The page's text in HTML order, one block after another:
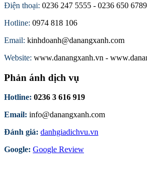
Điện thoại: 0236 247 5555 - 0236 650 6789
Hotline: 0974 818 106
Email: kinhdoanh@danangxanh.com
Website: www.danangxanh.vn -
Phản ánh dịch vụ
Hotline: 0236 3 616 919
Email: info@danangxanh.com
Đánh giá: danhgiadichvu.vn
Google: Google Review